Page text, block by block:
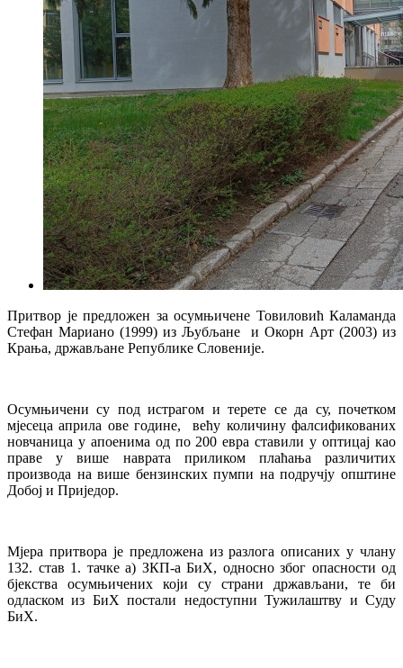
Притвор је предложен за осумњичене Товиловић Каламанда
Стефан Мариано (1999) из Љубљане и Окорн Арт (2003) из
Крања, држављане Републике Словеније.
Осумњичени су под истрагом и терете се да су, почетком
мјесеца априла ове године, већу количину фалсификованих
новчаница у апоенима од по 200 евра ставили у оптицај као
праве у више наврата приликом плаћања различитих
производа на више бензинских пумпи на подручју општине
Добој и Приједор.
Мјера притвора је предложена из разлога описаних у члану
132. став 1. тачке а) ЗКП-а БиХ, односно због опасности од
бјекства осумњичених који су страни држављани, те би
одласком из БиХ постали недоступни Тужилаштву и Суду
БиХ.